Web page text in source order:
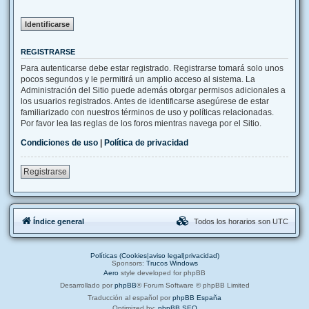
REGISTRARSE
Para autenticarse debe estar registrado. Registrarse tomará solo unos
pocos segundos y le permitirá un amplio acceso al sistema. La
Administración del Sitio puede además otorgar permisos adicionales a
los usuarios registrados. Antes de identificarse asegúrese de estar
familiarizado con nuestros términos de uso y políticas relacionadas.
Por favor lea las reglas de los foros mientras navega por el Sitio.
Condiciones de uso | Política de privacidad
Registrarse
Índice general Todos los horarios son UTC
Políticas (Cookies|aviso legal|privacidad)
Sponsors: Trucos Windows
Aero style developed for phpBB
Desarrollado por phpBB® Forum Software © phpBB Limited
Traducción al español por phpBB España